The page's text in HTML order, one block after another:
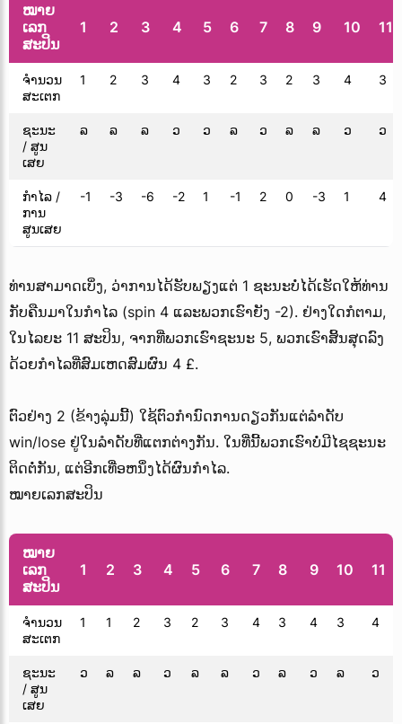
ໝາຍ
ເລກ
ສະປິນ
1 2 3 4 5 6 7 8 9 10 11
ຈຳນວນ
ສະເຕກ
1 2 3 4 3 2 3 2 3 4 3
ຊະນະ
/ ສູນ
ເສຍ
ລ ລ ລ ວ ວ ລ ວ ລ ລ ວ ວ
ກໍາໄລ /
ການ
ສູນເສຍ
-1 -3 -6 -2 1 -1 2 0 -3 1 4
ທ່ານສາມາດເບິ່ງ, ວ່າການໄດ້ຮັບພຽງແຕ່ 1 ຊະນະບໍ່ໄດ້ເຮັດໃຫ້ທ່ານ
ກັບຄືນມາໃນກໍາໄລ (spin 4 ແລະພວກເຮົາຍັງ -2). ຢ່າງໃດກໍຕາມ,
ໃນໄລຍະ 11 ສະປິນ, ຈາກທີ່ພວກເຮົາຊະນະ 5, ພວກເຮົາສິ້ນສຸດລົງ
ດ້ວຍກໍາໄລທີ່ສົມເຫດສົມຜົນ 4 £.
ຕົວຢ່າງ 2 (ຂ້າງລຸ່ມນີ້) ໃຊ້ຕົວກໍານົດການດຽວກັນແຕ່ລໍາດັບ
win/lose ຢູ່ໃນລໍາດັບທີ່ແຕກຕ່າງກັນ. ໃນທີ່ນີ້ພວກເຮົາບໍ່ມີໄຊຊະນະ
ຕິດຕໍ່ກັນ, ແຕ່ອີກເທື່ອຫນຶ່ງໄດ້ຜົນກໍາໄລ.
ໝາຍເລກສະປິນ
ໝາຍ
ເລກ
ສະປິນ
1 2 3 4 5 6 7 8 9 10 11
ຈຳນວນ
ສະເຕກ
1 1 2 3 2 3 4 3 4 3 4
ຊະນະ
/ ສູນ
ເສຍ
ວ ລ ລ ວ ລ ລ ວ ລ ວ ລ ວ